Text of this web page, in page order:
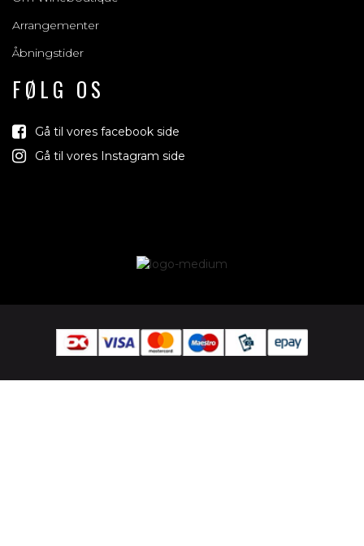
Arrangementer
Åbningstider
FØLG OS
Gå til vores facebook side
Gå til vores Instagram side